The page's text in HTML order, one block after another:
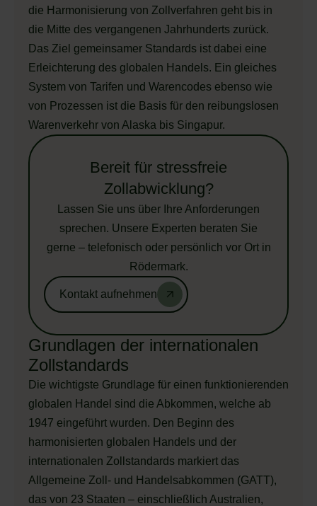
die Harmonisierung von Zollverfahren geht bis in
die Mitte des vergangenen Jahrhunderts zurück.
Das Ziel gemeinsamer Standards ist dabei eine
Erleichterung des globalen Handels. Ein gleiches
System von Tarifen und Warencodes ebenso wie
von Prozessen ist die Basis für den reibungslosen
Warenverkehr von Alaska bis Singapur.
Bereit für stressfreie
Zollabwicklung?
Lassen Sie uns über Ihre Anforderungen
sprechen. Unsere Experten beraten Sie
gerne – telefonisch oder persönlich vor Ort in
Rödermark.
Kontakt aufnehmen
Grundlagen der internationalen
Zollstandards
Die wichtigste Grundlage für einen funktionierenden
globalen Handel sind die Abkommen, welche ab
1947 eingeführt wurden. Den Beginn des
harmonisierten globalen Handels und der
internationalen Zollstandards markiert das
Allgemeine Zoll- und Handelsabkommen (GATT),
das von 23 Staaten – einschließlich Australien,